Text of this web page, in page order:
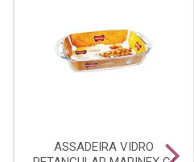
ASSADEIRA VIDRO